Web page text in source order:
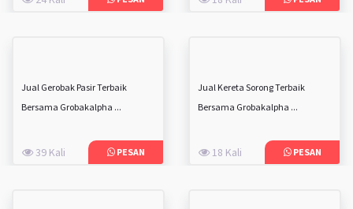
Jual Gerobak Pasir Terbaik
Bersama Grobakalpha ...
39 Kali PESAN
Jual Kereta Sorong Terbaik
Bersama Grobakalpha ...
18 Kali PESAN